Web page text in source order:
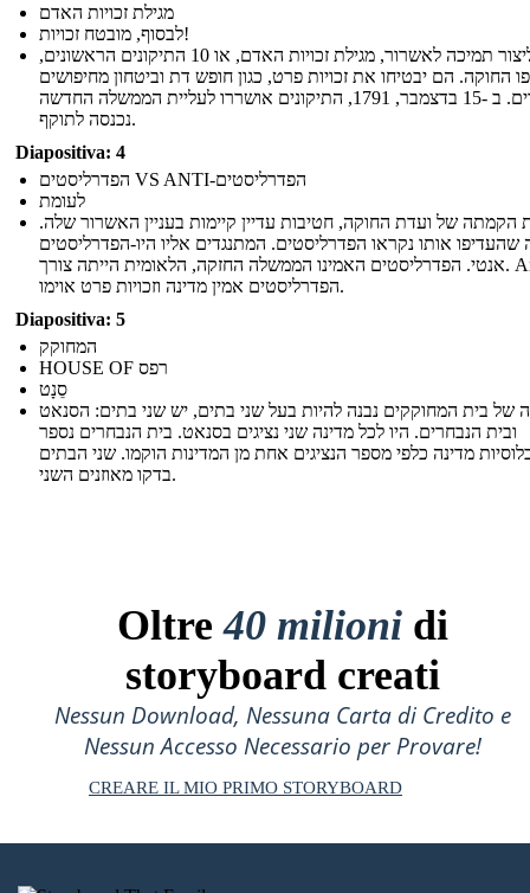
מגילת זכויות האדם
לבסוף, מובטח זכויות!
כדי ליצור תמיכה לאשרור, מגילת זכויות האדם, או 10 התיקונים הראשונים,
החוקה. הם יבטיחו את זכויות פרט, כגון חופש דת וביטחון מחיפושים
סבירים. ב -15 בדצמבר, 1791, התיקונים אושררו לעליית הממשלה החדשה
נכנסה לתוקף.
Diapositiva: 4
הפדרליסטים VS ANTI-הפדרליסטים
לעומת
הקמתה של ועדת החוקה, חטיבות עדיין קיימות בעניין האשרור שלה.
שהעדיפו אותו נקראו הפדרליסטים. המתנגדים אליו היו-הפדרליסטים
אנטי. הפדרליסטים האמינו הממשלה החזקה, הלאומית הייתה צורך. Anti-
הפדרליסטים אמין מדינה וזכויות פרט אוימו.
Diapositiva: 5
המחוקק
HOUSE OF רפס
סֵנָט
של בית המחוקקים נבנה להיות בעל שני בתים, יש שני בתים: הסנאט
ובית הנבחרים. היו לכל מדינה שני נציגים בסנאט. בית הנבחרים נספר
מדינה כלפי מספר הנציגים אחת מן המדינות הוקמו. שני הבתים
בדקו מאוזנים השני.
Oltre40 milioni di
storyboard creati
Nessun Download, Nessuna Carta di Credito e
Nessun Accesso Necessario per Provare!
CREARE IL MIO PRIMO STORYBOARD